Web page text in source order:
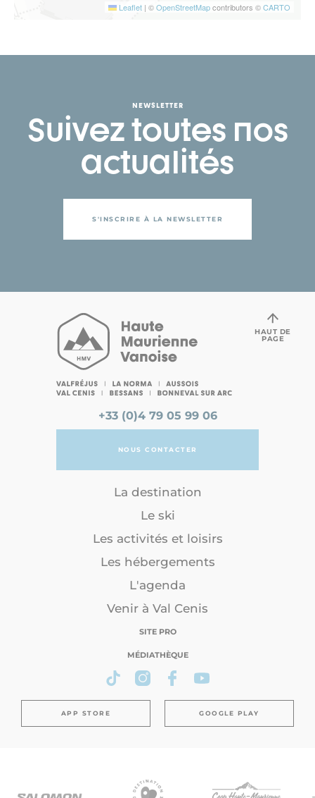
Leaflet | ©OpenStreetMapcontributors ©CARTO
NEWSLETTER
Suivez toutes nos
actualités
S'INSCRIRE À LA NEWSLETTER
+33 (0)4 79 05 99 06
NOUS CONTACTER
La destination
Le ski
Les activités et loisirs
Les hébergements
L'agenda
Venir à Val Cenis
SITE PRO
MÉDIATHÈQUE
APP STORE GOOGLE PLAY
HAUT DE
PAGE